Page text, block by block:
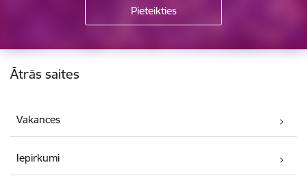
Kājene
Ātrās saites
Vakances
Iepirkumi